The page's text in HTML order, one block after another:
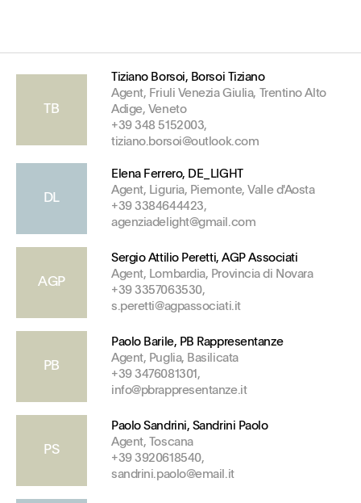
TB
Tiziano Borsoi, Borsoi Tiziano
Agent, Friuli Venezia Giulia, Trentino Alto
Adige, Veneto
+39 348 5152003,
tiziano.borsoi@outlook.com
DL
Elena Ferrero, DE_LIGHT
Agent, Liguria, Piemonte, Valle d'Aosta
+39 3384644423,
agenziadelight@gmail.com
AGP
Sergio Attilio Peretti, AGP Associati
Agent, Lombardia, Provincia di Novara
+39 3357063530,
s.peretti@agpassociati.it
PB
Paolo Barile, PB Rappresentanze
Agent, Puglia, Basilicata
+39 3476081301,
info@pbrappresentanze.it
PS
Paolo Sandrini, Sandrini Paolo
Agent, Toscana
+39 3920618540,
sandrini.paolo@email.it